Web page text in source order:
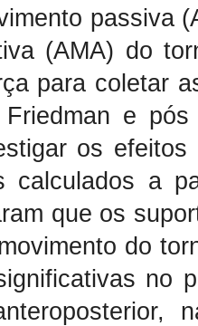
passiva
(AMA) do
para coletar
Friedman e
os
calculados a
que os
do
no